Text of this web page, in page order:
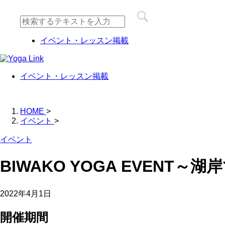
イベント・レッスン掲載
イベント・レッスン掲載
HOME >
イベント >
イベント
BIWAKO YOGA EVENT～湖
2022年4月1日
開催期間